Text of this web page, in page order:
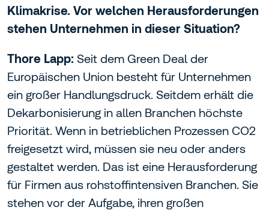
Klimakrise. Vor welchen Herausforderungen
stehen Unternehmen in dieser Situation?
Thore Lapp: Seit dem Green Deal der
Europäischen Union besteht für Unternehmen
ein großer Handlungsdruck. Seitdem erhält die
Dekarbonisierung in allen Branchen höchste
Priorität. Wenn in betrieblichen Prozessen CO2
freigesetzt wird, müssen sie neu oder anders
gestaltet werden. Das ist eine Herausforderung
für Firmen aus rohstoffintensiven Branchen. Sie
stehen vor der Aufgabe, ihren großen